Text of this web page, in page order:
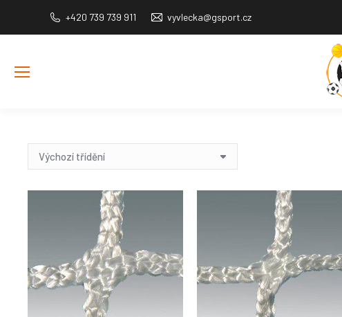
+420 739 739 911 vyvlecka@gsport.cz